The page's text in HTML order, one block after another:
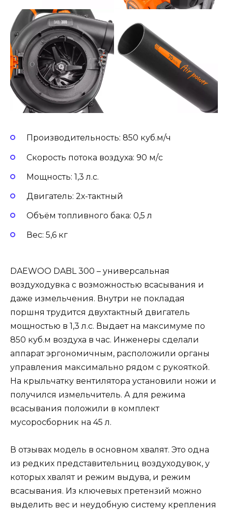
Производительность: 850 куб.м/ч
Скорость потока воздуха: 90 м/с
Мощность: 1,3 л.с.
Двигатель: 2х-тактный
Объём топливного бака: 0,5 л
Вес: 5,6 кг
DAEWOO DABL 300 – универсальная
воздуходувка с возможностью всасывания и
даже измельчения. Внутри не покладая
поршня трудится двухтактный двигатель
мощностью в 1,3 л.с. Выдает на максимуме по
850 куб.м воздуха в час. Инженеры сделали
аппарат эргономичным, расположили органы
управления максимально рядом с рукояткой.
На крыльчатку вентилятора установили ножи и
получился измельчитель. А для режима
всасывания положили в комплект
мусоросборник на 45 л.
В отзывах модель в основном хвалят. Это одна
из редких представительниц воздуходувок, у
которых хвалят и режим выдува, и режим
всасывания. Из ключевых претензий можно
выделить вес и неудобную систему крепления